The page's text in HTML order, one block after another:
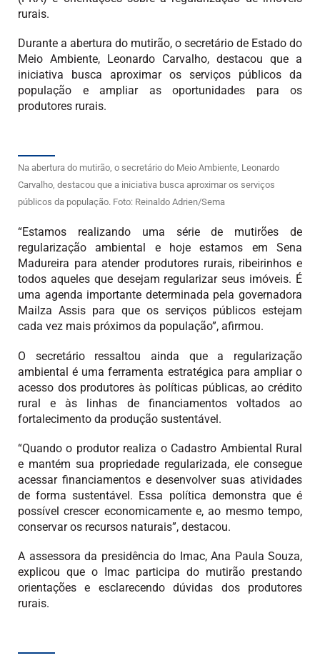
rurais.
Durante a abertura do mutirão, o secretário de Estado do
Meio Ambiente, Leonardo Carvalho, destacou que a
iniciativa busca aproximar os serviços públicos da
população e ampliar as oportunidades para os
produtores rurais.
Na abertura do mutirão, o secretário do Meio Ambiente, Leonardo
Carvalho, destacou que a iniciativa busca aproximar os serviços
públicos da população. Foto: Reinaldo Adrien/Sema
“Estamos realizando uma série de mutirões de
regularização ambiental e hoje estamos em Sena
Madureira para atender produtores rurais, ribeirinhos e
todos aqueles que desejam regularizar seus imóveis. É
uma agenda importante determinada pela governadora
Mailza Assis para que os serviços públicos estejam
cada vez mais próximos da população”, afirmou.
O secretário ressaltou ainda que a regularização
ambiental é uma ferramenta estratégica para ampliar o
acesso dos produtores às políticas públicas, ao crédito
rural e às linhas de financiamentos voltados ao
fortalecimento da produção sustentável.
“Quando o produtor realiza o Cadastro Ambiental Rural
e mantém sua propriedade regularizada, ele consegue
acessar financiamentos e desenvolver suas atividades
de forma sustentável. Essa política demonstra que é
possível crescer economicamente e, ao mesmo tempo,
conservar os recursos naturais”, destacou.
A assessora da presidência do Imac, Ana Paula Souza,
explicou que o Imac participa do mutirão prestando
orientações e esclarecendo dúvidas dos produtores
rurais.